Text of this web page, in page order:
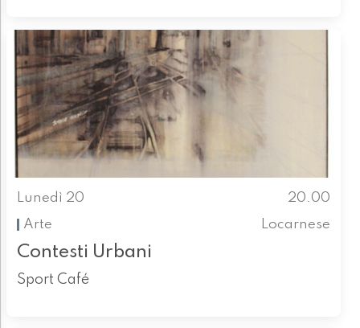
Lunedì 20
20.00
Arte
Locarnese
Contesti Urbani
Sport Café